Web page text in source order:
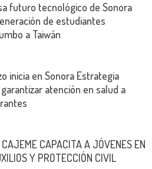
futuro tecnológico de Sonora
de estudiantes
a Taiwán
inicia en Sonora Estrategia
atención en salud a
CAJEME CAPACITA A JÓVENES EN
Y PROTECCIÓN CIVIL